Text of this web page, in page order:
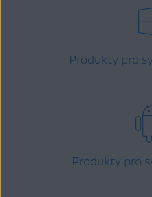
Produkty pro
Produkty pro